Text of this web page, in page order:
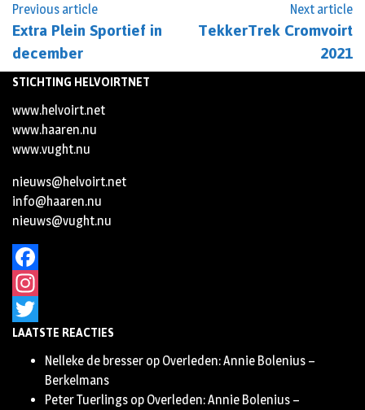
Previous article
Extra Plein Sportief in
december
Next article
TekkerTrek Cromvoirt
2021
STICHTING HELVOIRTNET
www.helvoirt.net
www.haaren.nu
www.vught.nu
nieuws@helvoirt.net
info@haaren.nu
nieuws@vught.nu
Facebook
Instagram
Twitter
LAATSTE REACTIES
Nelleke de bresser op Overleden: Annie Bolenius –
Berkelmans
Peter Tuerlings op Overleden: Annie Bolenius –